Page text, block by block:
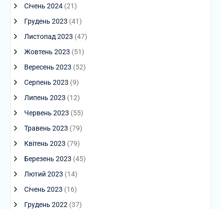
Січень 2024(21)
Грудень 2023 (41)
Листопад 2023 (47)
Жовтень 2023 (51)
Вересень 2023 (52)
Серпень 2023 (9)
Липень 2023 (12)
Червень 2023 (55)
Травень 2023 (79)
Квітень 2023 (79)
Березень 2023 (45)
Лютий 2023 (14)
Січень 2023 (16)
Грудень 2022 (37)